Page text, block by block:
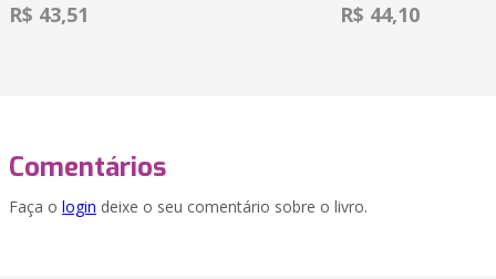
R$ 43,51 R$ 44,10
Comentários
Faça o login deixe o seu comentário sobre o livro.